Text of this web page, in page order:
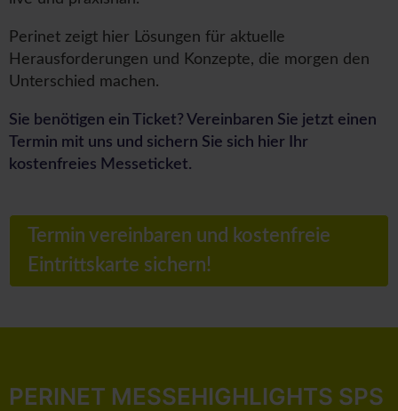
Perinet zeigt hier Lösungen für aktuelle
Herausforderungen und Konzepte, die morgen den
Unterschied machen.
Sie benötigen ein Ticket? Vereinbaren Sie jetzt einen
Termin mit uns und sichern Sie sich hier Ihr
kostenfreies Messeticket.
Termin vereinbaren und kostenfreie
Eintrittskarte sichern!
PERINET MESSEHIGHLIGHTS SPS